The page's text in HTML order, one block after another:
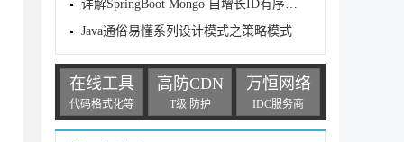
详解SpringBoot Mongo 自增长ID有序规则
Java通俗易懂系列设计模式之策略模式
在线工具
代码格式化等
高防CDN
T级 防护
万恒网络
IDC服务商